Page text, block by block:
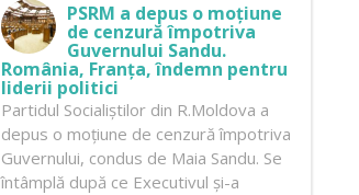
PSRM a depus o moțiune
de cenzură împotriva
Guvernului Sandu.
România, Franța, îndemn pentru
liderii politici
Partidul Socialiștilor din R.Moldova a
depus o moțiune de cenzură împotriva
Guvernului, condus de Maia Sandu. Se
întâmplă după ce Executivul și-a